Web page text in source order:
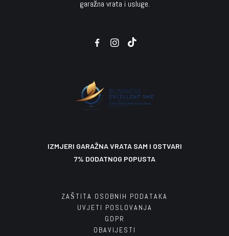
U košaricu
U košaricu
U košaricu
Kotlovi za kotlovnice na pelete
U košaricu
garažna vrata i usluge.
IZMJERI GARAŽNA VRATA SAM I OSTVARI
7% DODATNOG POPUSTA
ZAŠTITA OSOBNIH PODATAKA
UVJETI POSLOVANJA
GDPR
OBAVIJESTI